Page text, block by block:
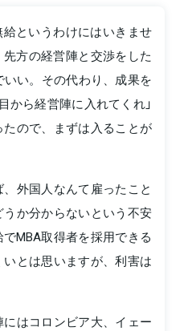
というわけにはいきませ
先方の経営陣と交渉をした
いい。その代わり、成果を
から経営陣に入れてくれ」
ので、まずは入ることが
外国人なんて雇ったこと
か分からないという不安
MBA取得者を採用できる
とは思いますが、利害は
はコロンビア大、イェー